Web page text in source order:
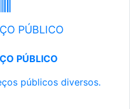
PÚBLICO
PÚBLICO
públicos diversos.